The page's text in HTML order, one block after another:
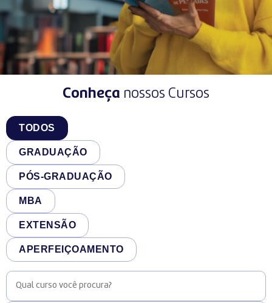
Conheça nossos Cursos
T
o
d
o
s
TODOS
GRADUAÇÃO
PÓS-GRADUAÇÃO
MBA
EXTENSÃO
APERFEIÇOAMENTO